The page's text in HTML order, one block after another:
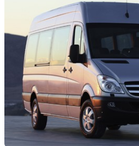
Electriques
Utilitaires
Flottes
Auto
Services